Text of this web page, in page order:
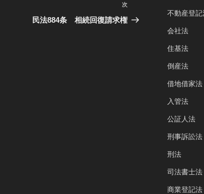
の
次
民法884条 相続回復請求権
不動産登記
会社法
住基法
倒産法
借地借家法
入管法
公証人法
刑事訴訟法
刑法
司法書士法
商業登記法